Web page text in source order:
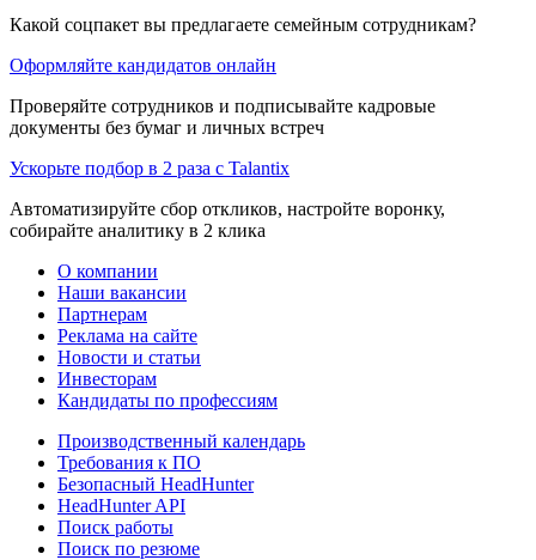
Какой соцпакет вы предлагаете семейным сотрудникам?
Оформляйте кандидатов онлайн
Проверяйте сотрудников и подписывайте кадровые
документы без бумаг и личных встреч
Ускорьте подбор в 2 раза с Talantix
Автоматизируйте сбор откликов, настройте воронку,
собирайте аналитику в 2 клика
О компании
Наши вакансии
Партнерам
Реклама на сайте
Новости и статьи
Инвесторам
Кандидаты по профессиям
Производственный календарь
Требования к ПО
Безопасный HeadHunter
HeadHunter API
Поиск работы
Поиск по резюме